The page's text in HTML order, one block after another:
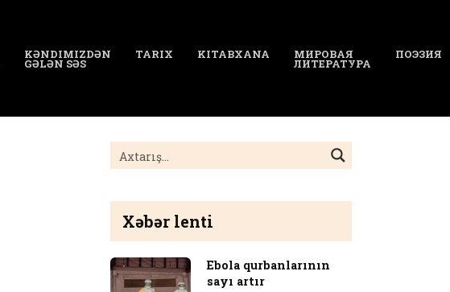
KƏNDIMIZDƏN
GƏLƏN SƏS
TARIX KITABXANA МИРОВАЯ
ЛИТЕРАТУРА
ПОЭЗИЯ
Xəbər lenti
Ebola qurbanlarının
sayı artır